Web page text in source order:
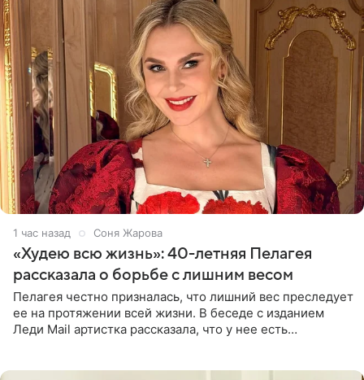
1 час назад Соня Жарова
«Худею всю жизнь»: 40-летняя Пелагея
рассказала о борьбе с лишним весом
Пелагея честно призналась, что лишний вес преследует
ее на протяжении всей жизни. В беседе с изданием
Леди Mail артистка рассказала, что у нее есть